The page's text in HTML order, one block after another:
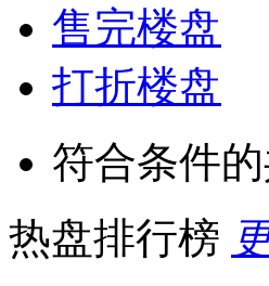
售完楼盘
打折楼盘
符合条件
热盘排行榜